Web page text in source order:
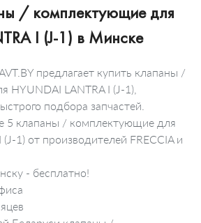
/ комплектующие для
I (J-1) в Минске
предлагает купить клапаны /
HYUNDAI LANTRA I (J-1),
подбора запчастей.
5 клапаны / комплектующие для
1) от производителей FRECCIA и
- бесплатно!